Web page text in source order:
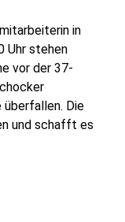
in
Uhr stehen
vor der 37-
Die
und schafft es